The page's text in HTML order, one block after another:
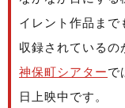
イレント作品まで
収録されているの
神保町シアターで
日上映中です。